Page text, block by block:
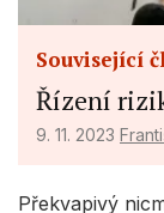
Související
Řízení
9. 11. 2023
Překvapivý